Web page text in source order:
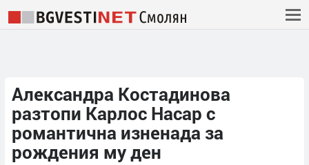
Александра Костадинова
разтопи Карлос Насар с
романтична изненада за
рождения му ден